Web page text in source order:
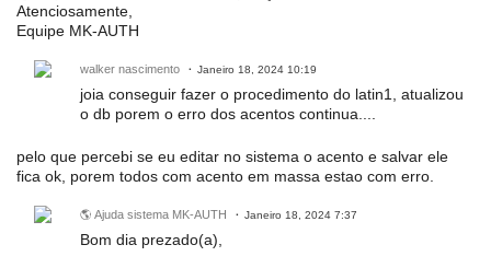
Atenciosamente,
Equipe MK-AUTH
walker nascimento Janeiro 18, 2024 10:19
joia conseguir fazer o procedimento do latin1, atualizou
o db porem o erro dos acentos continua....
pelo que percebi se eu editar no sistema o acento e salvar ele
fica ok, porem todos com acento em massa estao com erro.
🌎 Ajuda sistema MK-AUTH Janeiro 18, 2024 7:37
Bom dia prezado(a),